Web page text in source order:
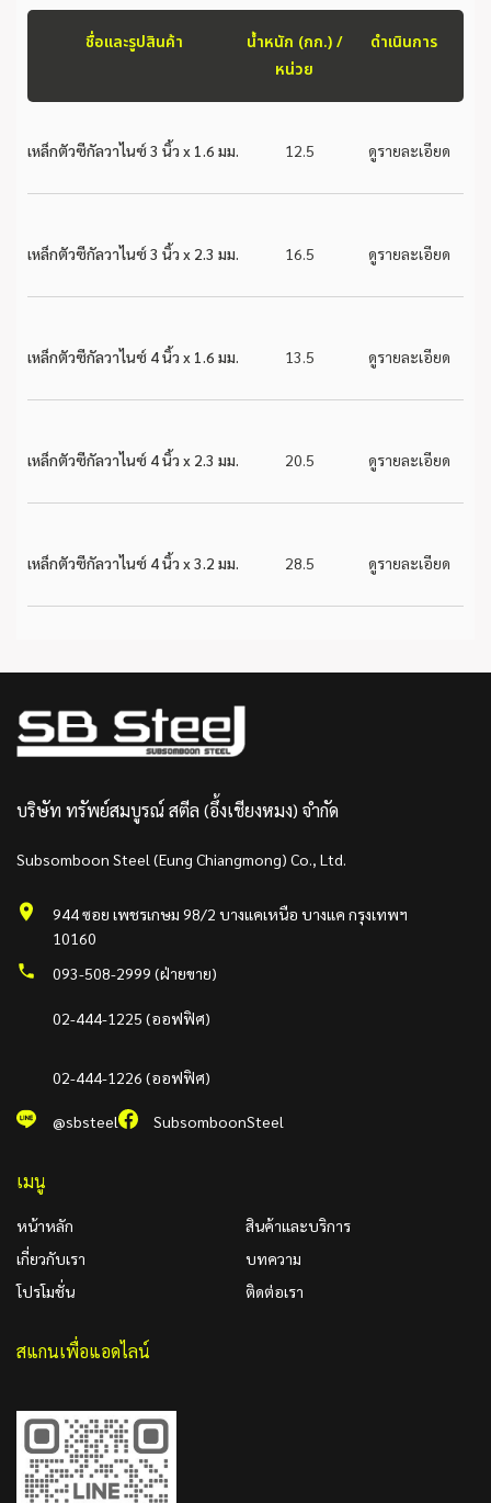
ชื่อและรูปสินค้า
น้ำหนัก (กก.) /
หน่วย
ดำเนินการ
เหล็กตัวซีกัลวาไนซ์ 3 นิ้ว x 1.6 มม. 12.5 ดูรายละเอียด
เหล็กตัวซีกัลวาไนซ์ 3 นิ้ว x 2.3 มม. 16.5 ดูรายละเอียด
เหล็กตัวซีกัลวาไนซ์ 4 นิ้ว x 1.6 มม. 13.5 ดูรายละเอียด
เหล็กตัวซีกัลวาไนซ์ 4 นิ้ว x 2.3 มม. 20.5 ดูรายละเอียด
เหล็กตัวซีกัลวาไนซ์ 4 นิ้ว x 3.2 มม. 28.5 ดูรายละเอียด
บริษัท ทรัพย์สมบูรณ์ สตีล (อึ้งเชียงหมง) จำกัด
Subsomboon Steel (Eung Chiangmong) Co., Ltd.
944 ซอย เพชรเกษม 98/2 บางแคเหนือ บางแค กรุงเทพฯ
10160
093-508-2999 (ฝ่ายขาย)
02-444-1225 (ออฟฟิศ)
02-444-1226 (ออฟฟิศ)
@sbsteel SubsomboonSteel
เมนู
หน้าหลัก
เกี่ยวกับเรา
โปรโมชั่น
สินค้าและบริการ
บทความ
ติดต่อเรา
สแกนเพื่อแอดไลน์